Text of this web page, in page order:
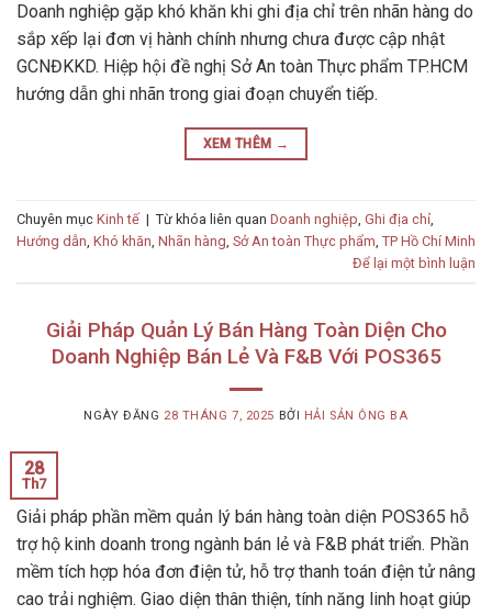
Doanh nghiệp gặp khó khăn khi ghi địa chỉ trên nhãn hàng do
sắp xếp lại đơn vị hành chính nhưng chưa được cập nhật
GCNĐKKD. Hiệp hội đề nghị Sở An toàn Thực phẩm TP.HCM
hướng dẫn ghi nhãn trong giai đoạn chuyển tiếp.
XEM THÊM →
Chuyên mục Kinh tế | Từ khóa liên quan Doanh nghiệp Ghi địa chỉ
Hướng dẫn Khó khăn Nhãn hàng Sở An toàn Thực phẩm TP Hồ Chí Minh
Để lại một bình luận
Giải Pháp Quản Lý Bán Hàng Toàn Diện Cho
Doanh Nghiệp Bán Lẻ Và F&B Với POS365
NGÀY ĐĂNG 28 THÁNG 7, 2025 BỞI HẢI SẢN ÔNG BA
28
Th7
Giải pháp phần mềm quản lý bán hàng toàn diện POS365 hỗ
trợ hộ kinh doanh trong ngành bán lẻ và F&B phát triển. Phần
mềm tích hợp hóa đơn điện tử, hỗ trợ thanh toán điện tử nâng
cao trải nghiệm. Giao diện thân thiện, tính năng linh hoạt giúp